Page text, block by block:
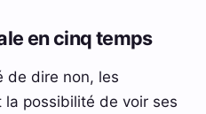
en cinq temps
de dire non, les
la possibilité de voir ses